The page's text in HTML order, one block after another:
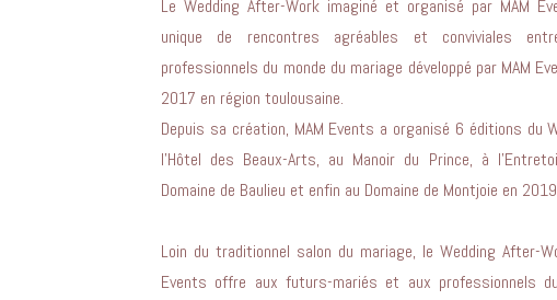
Le Wedding After-Work imaginé et organisé par MAM
unique de rencontres agréables et conviviales
professionnels du monde du mariage développé par MAM
2017 en région toulousaine.
Depuis sa création, MAM Events a organisé 6 éditions du
l’Hôtel des Beaux-Arts, au Manoir du Prince, à
Domaine de Baulieu et enfin au Domaine de Montjoie en
Loin du traditionnel salon du mariage, le Wedding After-
Events offre aux futurs-mariés et aux professionnels